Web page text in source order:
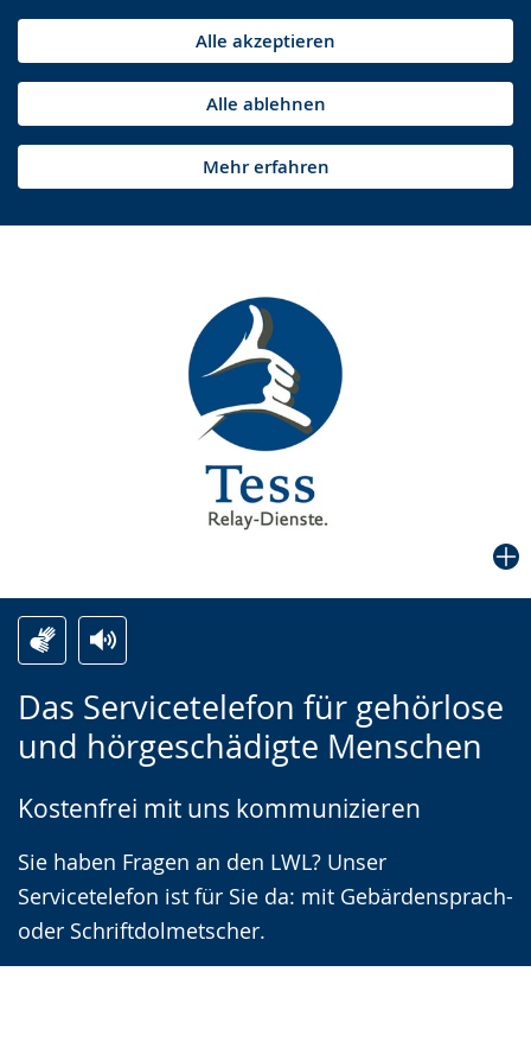
Alle akzeptieren
Alle ablehnen
Mehr erfahren
Das Servicetelefon für gehörlose
und hörgeschädigte Menschen
Kostenfrei mit uns kommunizieren
Sie haben Fragen an den LWL? Unser
Servicetelefon ist für Sie da: mit Gebärdensprach-
oder Schriftdolmetscher.
Leichten
Sprache
Audio-
Unterstützung.
Video
in
Gebärdensprache
wird
angezeigt.